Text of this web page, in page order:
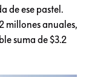
de ese pastel.
millones anuales,
suma de $3.2